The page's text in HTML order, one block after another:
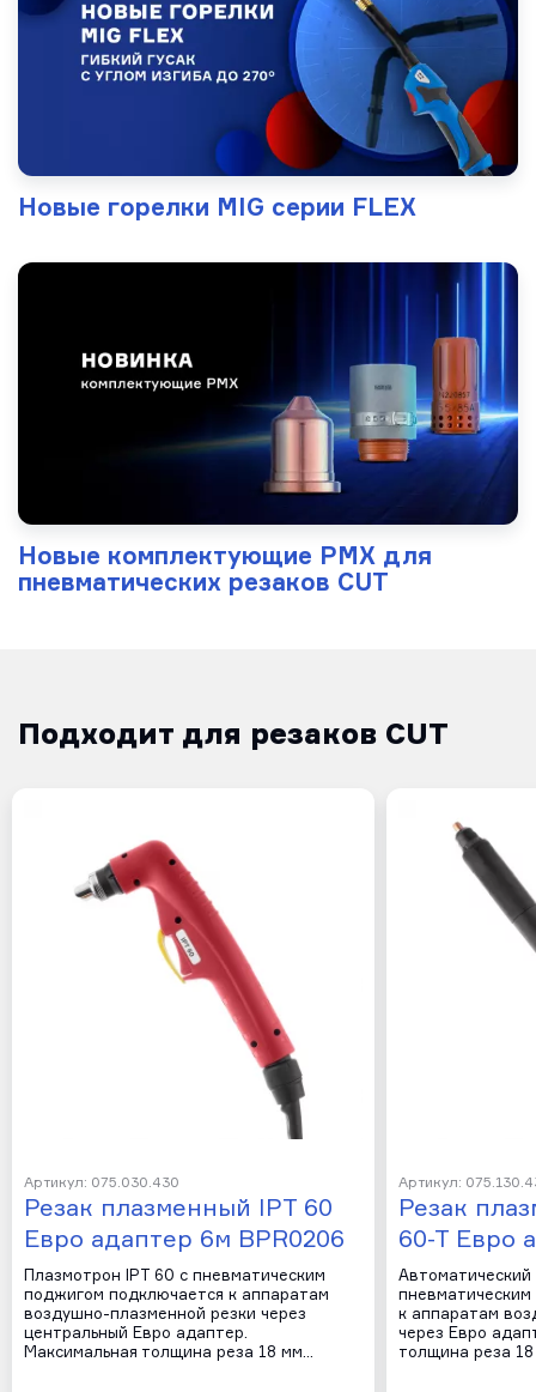
Новые горелки MIG серии FLEX
Новые комплектующие PMX для
пневматических резаков CUT
Подходит для резаков CUT
Артикул: 075.030.430
Резак плазменный IPT 60
Евро адаптер 6м BPR0206
Плазмотрон IPT 60 с пневматическим
поджигом подключается к аппаратам
воздушно-плазменной резки через
центральный Евро адаптер.
Максимальная толщина реза 18 мм…
Артикул:
Резак
60-T Евро
к аппаратам
через Евро
толщина реза